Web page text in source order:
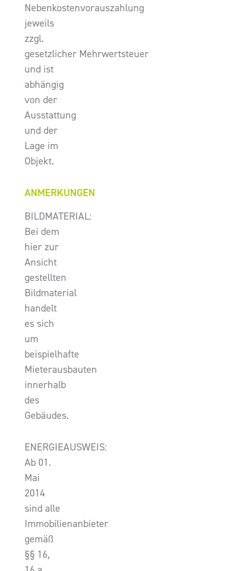
Nebenkostenvorauszahlung
jeweils
zzgl.
gesetzlicher Mehrwertsteuer
und ist
abhängig
von der
Ausstattung
und der
Lage im
Objekt.
ANMERKUNGEN
BILDMATERIAL:
Bei dem
hier zur
Ansicht
gestellten
Bildmaterial
handelt
es sich
um
beispielhafte
Mieterausbauten
innerhalb
des
Gebäudes.
ENERGIEAUSWEIS:
Ab 01.
Mai
2014
sind alle
Immobilienanbieter
gemäß
§§ 16,